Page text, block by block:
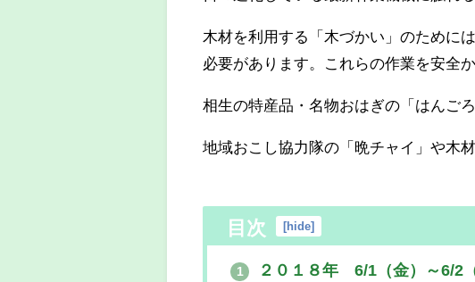
木材を利用する「木づかい」のために
必要があります。これらの作業を安全
相生の特産品・名物おはぎの「はんご
地域おこし協力隊の「晩チャイ」や木
目次 [hide]
1 ２０１８年 6/1（金）～6/2